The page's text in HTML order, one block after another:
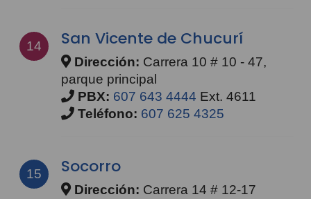
14 San Vicente de Chucurí
Dirección: Carrera 10 # 10 - 47,
parque principal
PBX: 607 643 4444 Ext. 4611
Teléfono: 607 625 4325
15 Socorro
Dirección: Carrera 14 # 12-17